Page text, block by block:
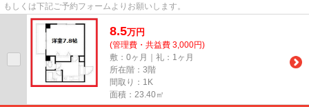
もしくは下記ご予約フォームよりお願いします。
8.5万円
(管理費・共益費 3,000円)
敷：0ヶ月｜礼：1ヶ月
所在階：3階
間取り：1K
面積：23.40㎡